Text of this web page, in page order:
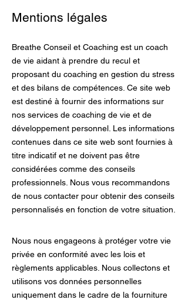
Mentions légales
Breathe Conseil et Coaching est un coach
de vie aidant à prendre du recul et
proposant du coaching en gestion du stress
et des bilans de compétences. Ce site web
est destiné à fournir des informations sur
nos services de coaching de vie et de
développement personnel. Les informations
contenues dans ce site web sont fournies à
titre indicatif et ne doivent pas être
considérées comme des conseils
professionnels. Nous vous recommandons
de nous contacter pour obtenir des conseils
personnalisés en fonction de votre situation.
Nous nous engageons à protéger votre vie
privée en conformité avec les lois et
règlements applicables. Nous collectons et
utilisons vos données personnelles
uniquement dans le cadre de la fourniture